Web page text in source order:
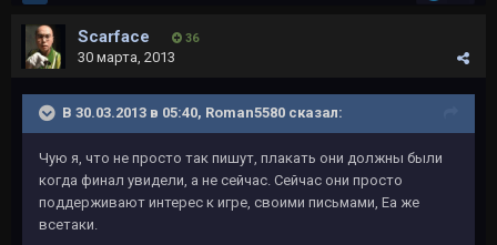
Scarface 36
30 марта, 2013
В 30.03.2013 в 05:40, Roman5580 сказал:
Чую я, что не просто так пишут, плакать они должны были
когда финал увидели, а не сейчас. Сейчас они просто
поддерживают интерес к игре, своими письмами, Еа же
всетаки.